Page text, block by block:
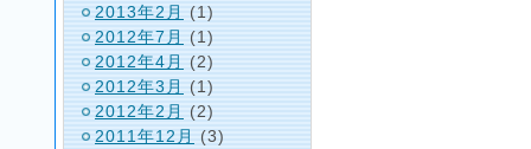
2013年2月
(1)
2012年7月
(1)
2012年4月 (2)
2012年3月 (1)
2012年2月
(2)
2011年12月
(3)